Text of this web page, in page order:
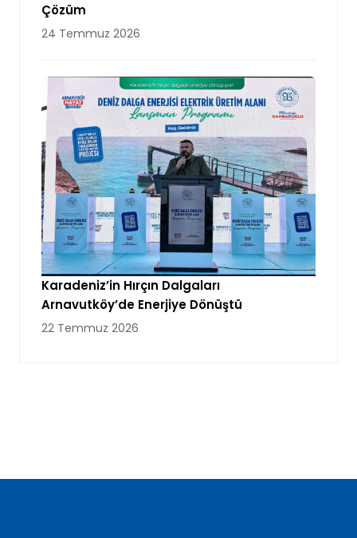
Çözüm
24 Temmuz 2026
Karadeniz’in Hırçın Dalgaları
Arnavutköy’de Enerjiye Dönüştü
22 Temmuz 2026